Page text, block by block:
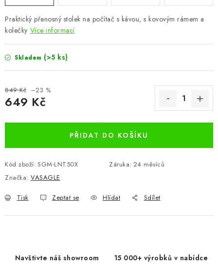
VÝPRODEJ
Vše o nákupu Info
Praktický přenosný stolek na počítač s kávou, s kovovým rámem a
kolečky Více informací
Skladem (>5 ks)
849 Kč –23 %
649 Kč
PŘIDAT DO KOŠÍKU
Kód zboží: SGM-LNT50X Záruka: 24 měsíců
Značka: VASAGLE
Tisk Zeptat se Hlídat Sdílet
Navštivte náš showroom 15 000+ výrobků v nabídce